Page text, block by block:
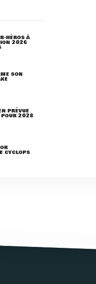
HÉROS À
2026
SON
PRÉVUE
POUR 2028
CYCLOPS